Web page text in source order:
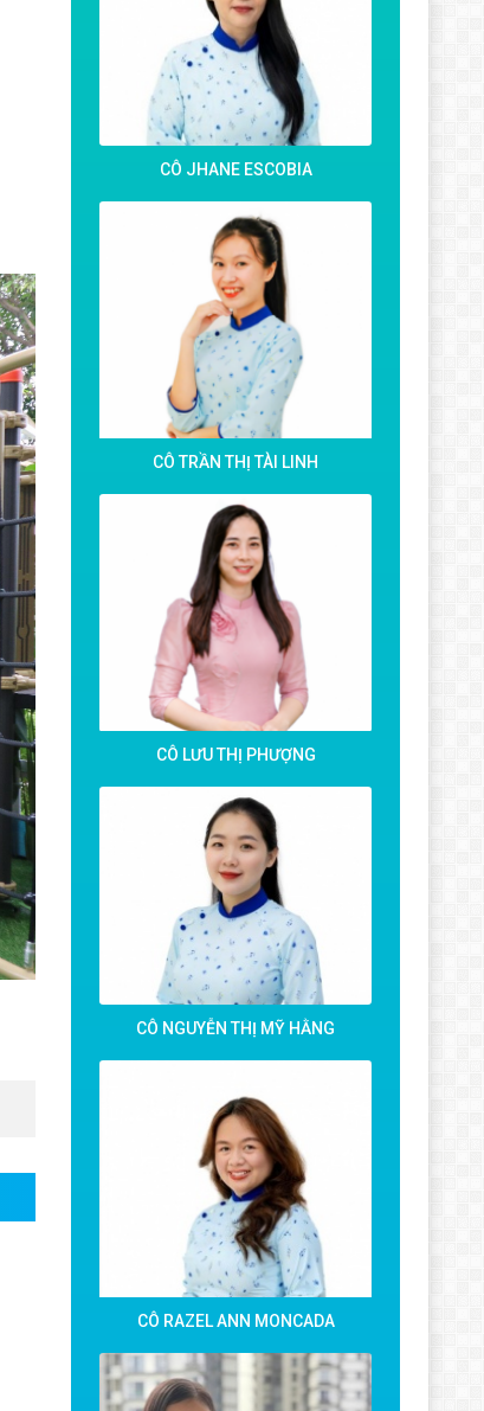
CÔ JHANE ESCOBIA
CÔ TRẦN THỊ TÀI LINH
CÔ LƯU THỊ PHƯỢNG
CÔ NGUYỄN THỊ MỸ HẰNG
CÔ RAZEL ANN MONCADA